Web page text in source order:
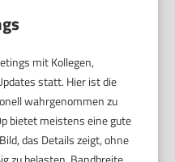
mit Kollegen,
statt. Hier ist die
wahrgenommen zu
bietet meistens eine gute
das Details zeigt, ohne